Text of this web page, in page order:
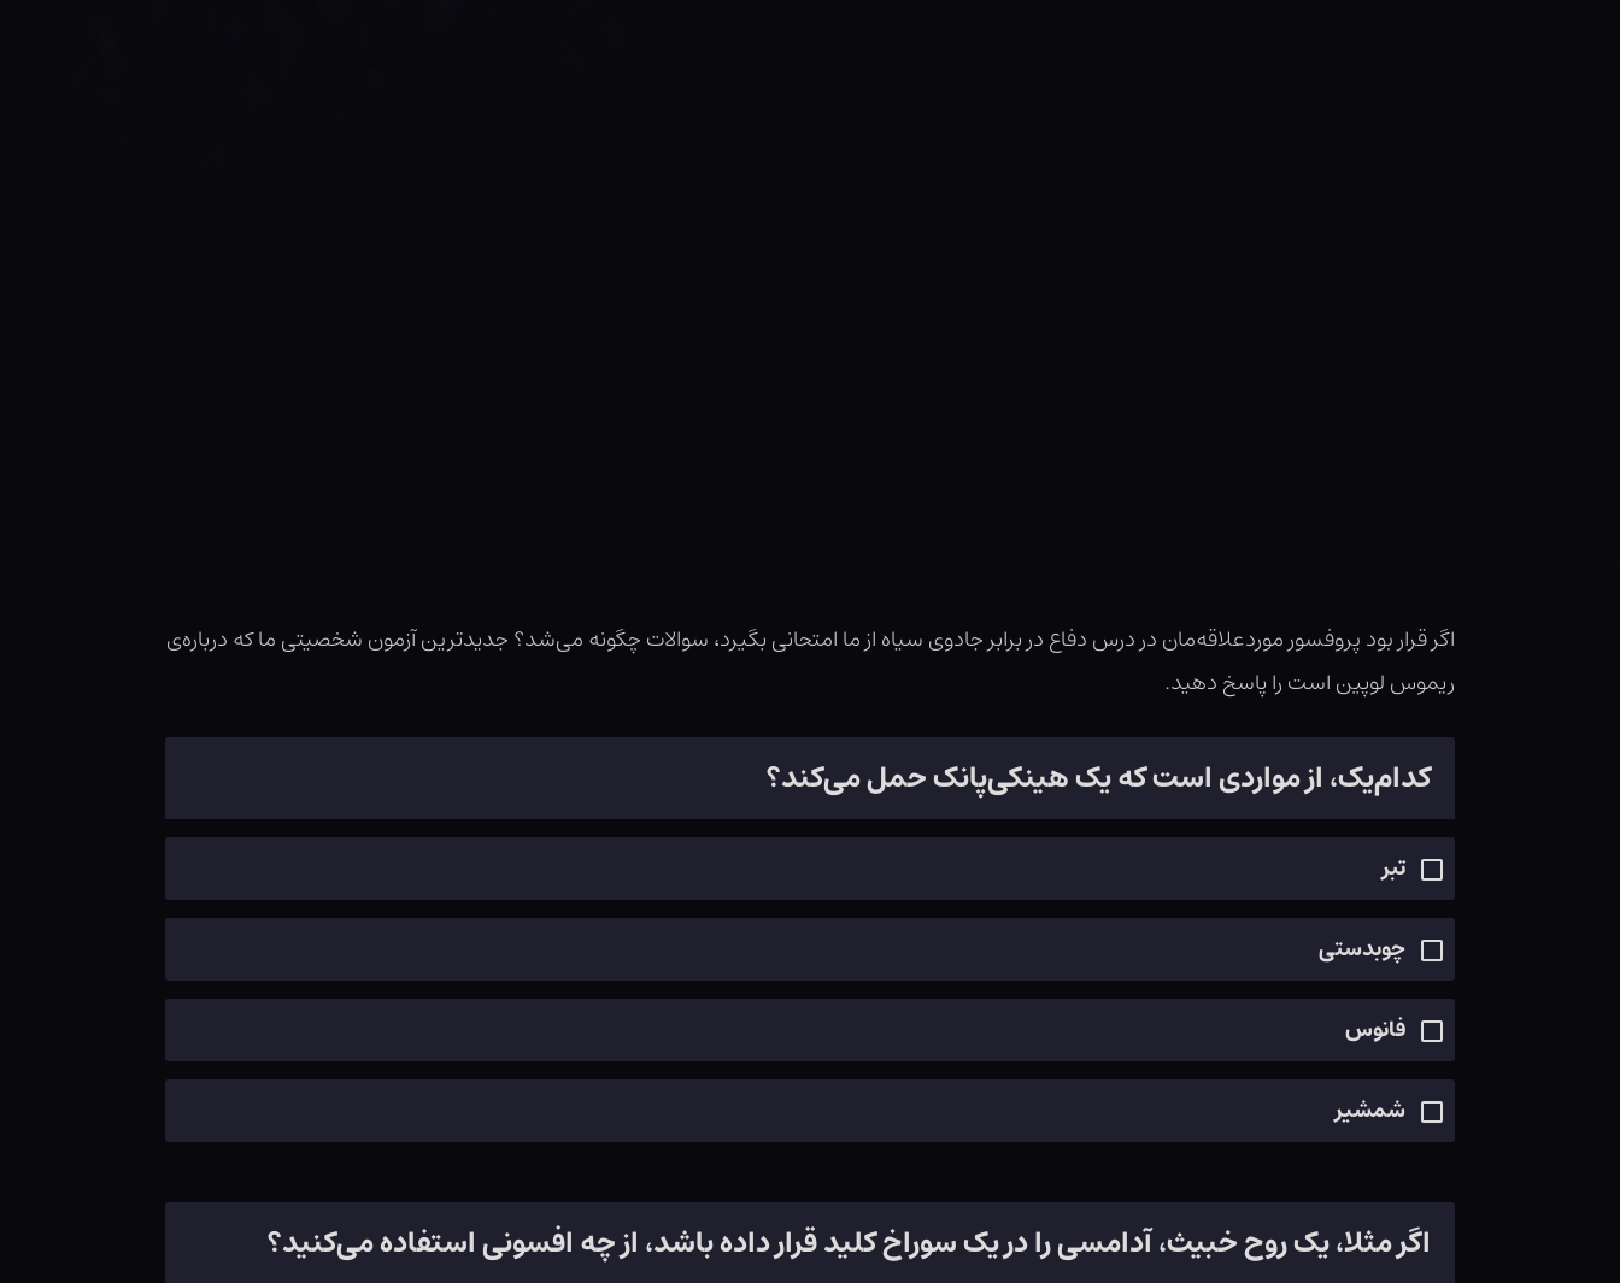
اگر قرار بود پروفسور موردعلاقه‌‌مان در درس دفاع در برابر جادوی سیاه از ما امتحانی بگیرد، سوالات چگونه می‌شد؟ جدیدترین آزمون شخصیتی ما که درباره‌ی
ریموس لوپین است را پاسخ دهید.
کدام‌یک، از مواردی است که یک هینکی‌پانک حمل می‌کند؟
تبر
چوبدستی
فانوس
شمشیر
اگر مثلا، یک روح خبیث، آدامسی را در یک سوراخ کلید قرار داده باشد، از چه افسونی استفاده می‌کنید؟